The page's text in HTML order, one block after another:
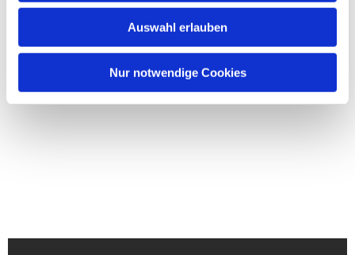
Auswahl erlauben
Nur notwendige Cookies